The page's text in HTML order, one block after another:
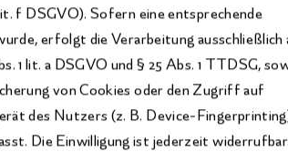
f DSGVO). Sofern eine entsprechende
erfolgt die Verarbeitung ausschließlich
1 lit. a DSGVO und § 25 Abs. 1 TTDSG,
von Cookies oder den Zugriff auf
des Nutzers (z. B. Device-
Die Einwilligung ist jederzeit